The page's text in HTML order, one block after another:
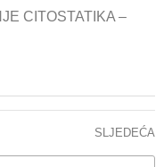
CITOSTATIKA –
SLJEDEĆA